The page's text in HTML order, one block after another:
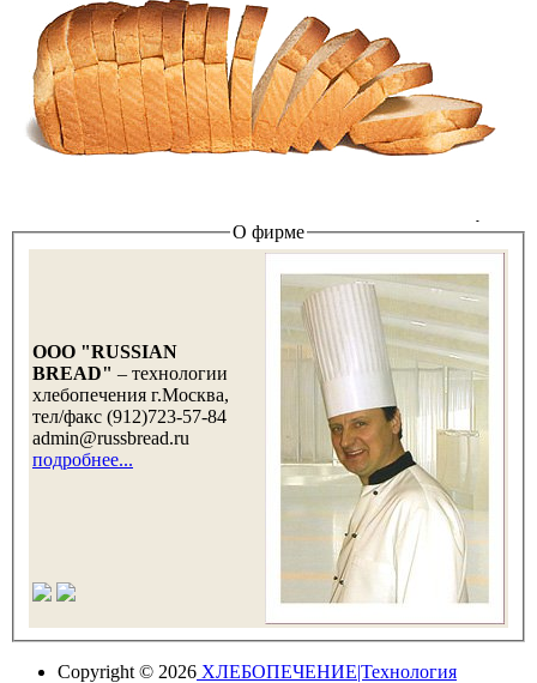
О фирме
OOO "RUSSIAN
BREAD" – технологии
хлебопечения г.Москва,
тел/факс (912)723-57-84
admin@russbread.ru
подробнее...
Copyright © 2026 ХЛЕБОПЕЧЕНИЕ|Технология